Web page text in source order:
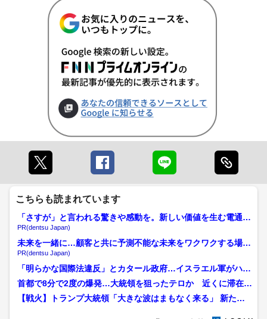
こちらも読まれています
「さすが」と言われる驚きや感動を。新しい価値を生む電通の
挑戦
PR(dentsu Japan)
未来を一緒に…顧客と共に予測不能な未来をワクワクする場所
へ
PR(dentsu Japan)
「明らかな国際法違反」とカタール政府…イスラエル軍がハマ
ス幹部狙いドーハを空爆 ...
首都で8分で2度の爆発…大統領を狙ったテロか 近くに滞在し
ていたフランス・マクロ...
【戦火】トランプ大統領「大きな波はまもなく来る」 新た